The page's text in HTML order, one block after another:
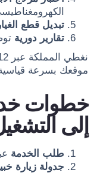
تبديل قطع
تقارير دورية
موقعك بسرعة
خطوات
إلى
طلب الخدمة
جدولة زيارة